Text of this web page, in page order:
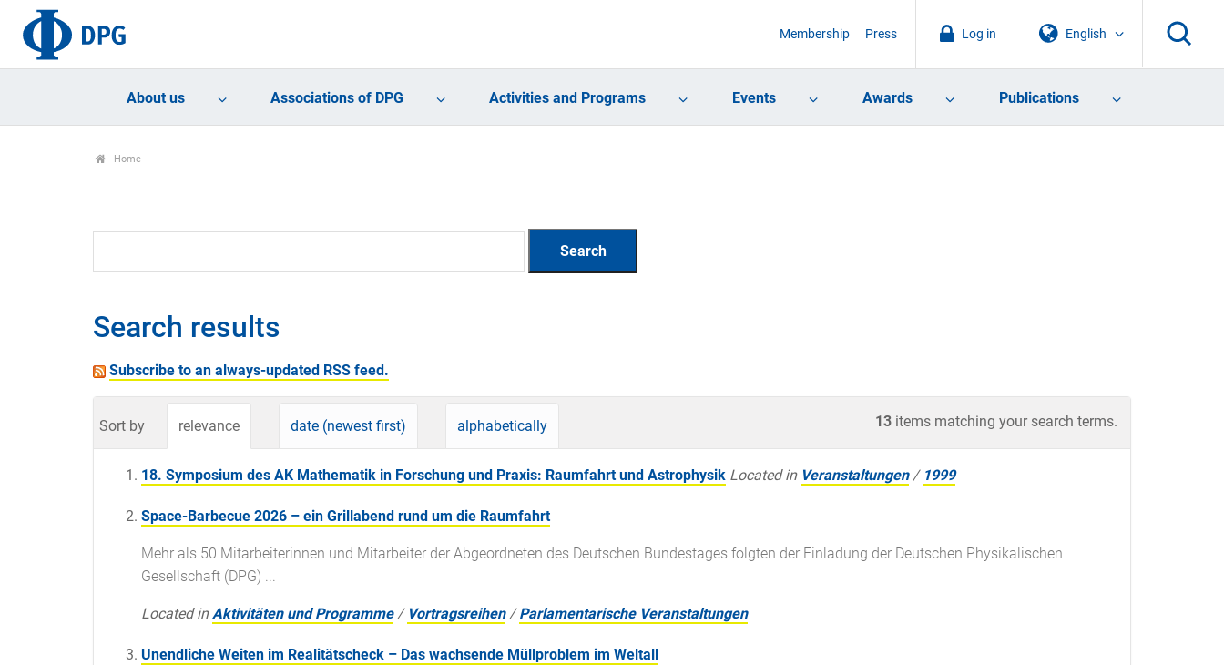
English
Log in
Membership Press
About us Associations of DPG Activities and Programs Events Awards Publications
Home
Search results
Subscribe to an always-updated RSS feed.
13 items matching your search terms.
Sort by relevance date (newest first) alphabetically
18. Symposium des AK Mathematik in Forschung und Praxis: Raumfahrt und Astrophysik Located in Veranstaltungen / 1999
Space-Barbecue 2026 – ein Grillabend rund um die Raumfahrt
Mehr als 50 Mitarbeiterinnen und Mitarbeiter der Abgeordneten des Deutschen Bundestages folgten der Einladung der Deutschen Physikalischen
Gesellschaft (DPG) ...
Located in Aktivitäten und Programme / Vortragsreihen /Parlamentarische Veranstaltungen
Unendliche Weiten im Realitätscheck – Das wachsende Müllproblem im Weltall